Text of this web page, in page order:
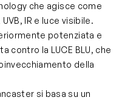
che agisce come
IR e luce visibile.
potenziata e
contro la LUCE BLU, che
della
si basa su un